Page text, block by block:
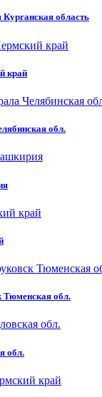
область
край
обл.
Тюменская обл.
обл.